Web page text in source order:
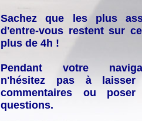
Sachez que les plus
d'entre-vous restent sur
plus de 4h !
Pendant votre
n'hésitez pas à laisser
commentaires ou
questions.